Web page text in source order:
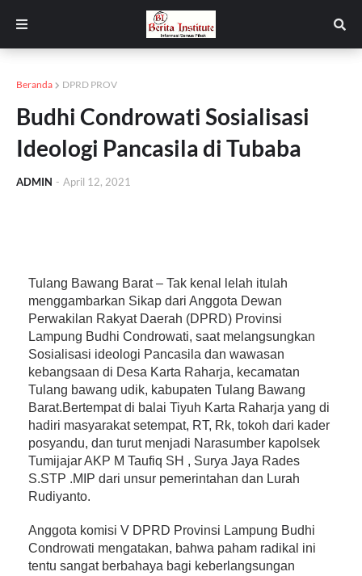
Beranda DPRD PROV
Budhi Condrowati Sosialisasi
Ideologi Pancasila di Tubaba
ADMIN - April 12, 2021
Tulang Bawang Barat – Tak kenal lelah itulah
menggambarkan Sikap dari Anggota Dewan
Perwakilan Rakyat Daerah (DPRD) Provinsi
Lampung Budhi Condrowati, saat melangsungkan
Sosialisasi ideologi Pancasila dan wawasan
kebangsaan di Desa Karta Raharja, kecamatan
Tulang bawang udik, kabupaten Tulang Bawang
Barat.Bertempat di balai Tiyuh Karta Raharja yang di
hadiri masyarakat setempat, RT, Rk, tokoh dari kader
posyandu, dan turut menjadi Narasumber kapolsek
Tumijajar AKP M Taufiq SH , Surya Jaya Rades
S.STP .MIP dari unsur pemerintahan dan Lurah
Rudiyanto.
Anggota komisi V DPRD Provinsi Lampung Budhi
Condrowati mengatakan, bahwa paham radikal ini
tentu sangat berbahaya bagi keberlangsungan